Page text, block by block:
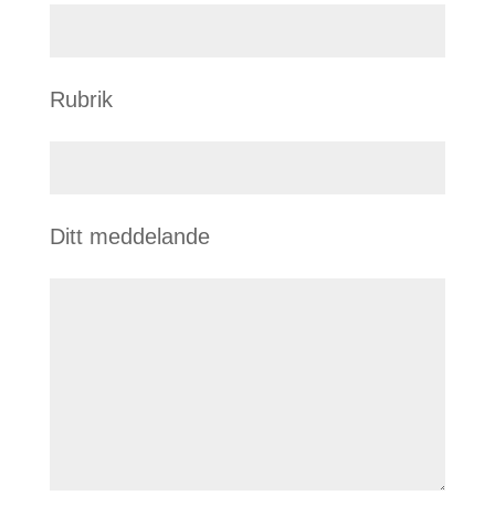
Rubrik
Ditt meddelande